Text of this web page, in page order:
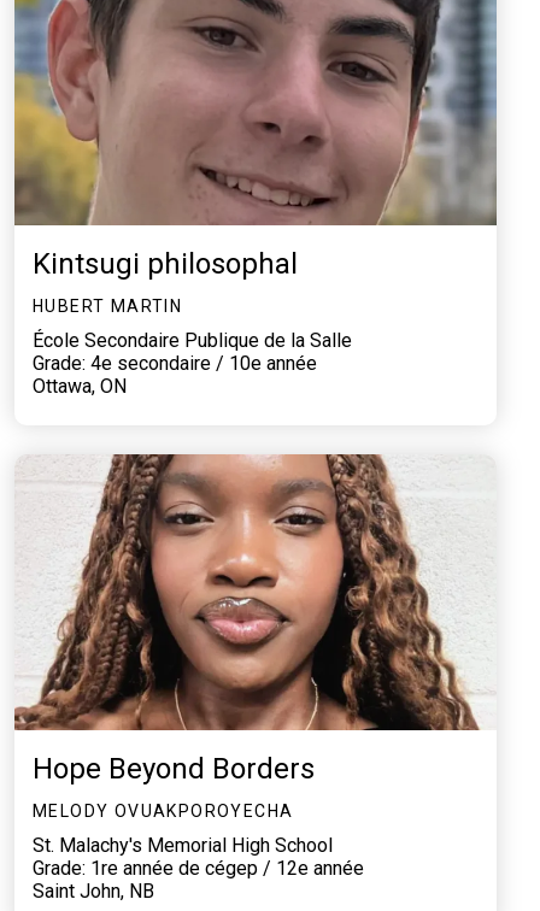
Kintsugi philosophal
HUBERT MARTIN
École Secondaire Publique de la Salle
Grade: 4e secondaire / 10e année
Ottawa, ON
Hope Beyond Borders
MELODY OVUAKPOROYECHA
St. Malachy's Memorial High School
Grade: 1re année de cégep / 12e année
Saint John, NB